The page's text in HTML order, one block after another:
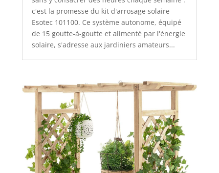
c'est la promesse du kit d'arrosage solaire
Esotec 101100. Ce système autonome, équipé
de 15 goutte-à-goutte et alimenté par l'énergie
solaire, s'adresse aux jardiniers amateurs...